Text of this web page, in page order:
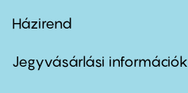
Footer
second
Házirend
Jegyvásárlási információk